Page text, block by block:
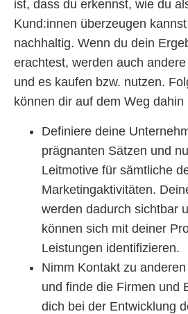
ist, dass du erkennst, wie du
Kund:innen überzeugen
nachhaltig. Wenn du dein
erachtest, werden auch
und es kaufen bzw. nutzen.
können dir auf dem Weg dahin
Definiere deine
prägnanten Sätzen und
Leitmotive für sämtliche
Marketingaktivitäten.
werden dadurch sichtbar
können sich mit deiner
Leistungen identifizieren.
Nimm Kontakt zu
und finde die Firmen und
dich bei der Entwicklung